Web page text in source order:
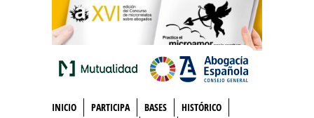
INICIO PARTICIPA BASES
HISTÓRICO